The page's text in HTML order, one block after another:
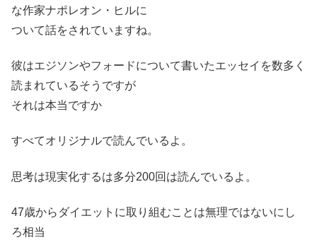
な作家ナポレオン・ヒルに
ついて話をされていますね。
彼はエジソンやフォードについて書いたエッセイを数多く
読まれているそうですが
それは本当ですか
すべてオリジナルで読んでいるよ。
思考は現実化するは多分200回は読んでいるよ。
47歳からダイエットに取り組むことは無理ではないにし
ろ相当